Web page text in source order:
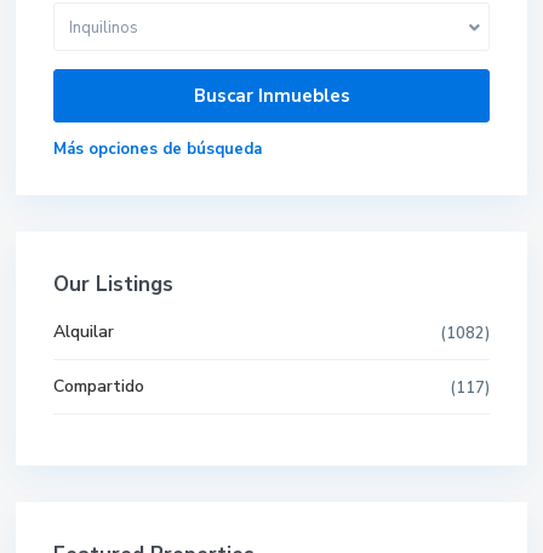
Inquilinos
Más opciones de búsqueda
Our Listings
Alquilar (1082)
Compartido (117)